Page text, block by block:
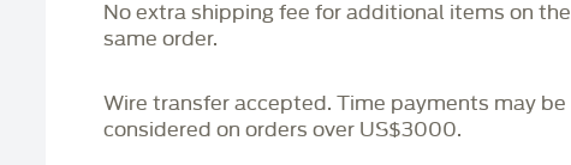
No extra shipping fee for additional items on the
same order.
Wire transfer accepted. Time payments may be
considered on orders over US$3000.